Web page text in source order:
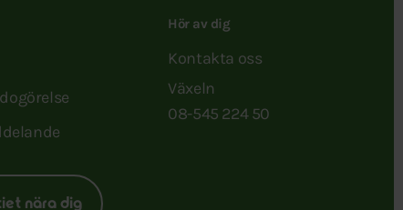
nära dig
Hör av dig
Kontakta oss
Växeln
08-545 224 50